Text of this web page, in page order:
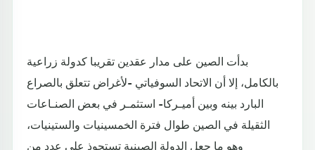
بدأت الصين على مدار عقدين تقريبا كدولة زراعية
بالكامل، إلا أن الاتحاد السوفياتي -لأغراض تتعلق بالصراع
البارد بينه وبين أميـركا- استثمـر في بعض الصنـاعات
الثقيلة في الصين طوال فترة الخمسينيات والستينيات،
وهو ما جعل الدولة الصينية تستحوذ على عدد من